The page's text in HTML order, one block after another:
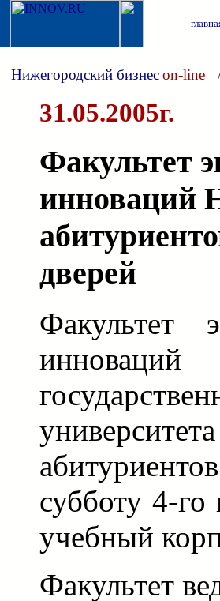
Нижегородский бизнесon-line
31.05.2005г.
Факультет
инноваций
дверей
Факультет
субботу 4-
учебный
Факультет